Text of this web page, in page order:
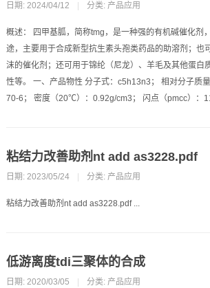
日期: 2024/04/12 分类: 产品应用
概述： 四甲基胍，简称tmg，是一种强的有机碱催化剂
途，主要用于合成新型抗生素头孢类药品的助溶剂；也
沫的催化剂；还可用于锦纶（尼龙）、羊毛及其他蛋白
性等。 一、产品物性 分子式：c5h13n3； 相对分子质
70-6； 密度（20℃）：0.92g/cm3； 闪点（pmcc）：
粘结力改善助剂nt add as3228.pdf
日期: 2023/05/24 分类: 产品应用
粘结力改善助剂nt add as3228.pdf ...
低游离度tdi三聚体的合成
日期: 2020/03/05 分类: 产品应用